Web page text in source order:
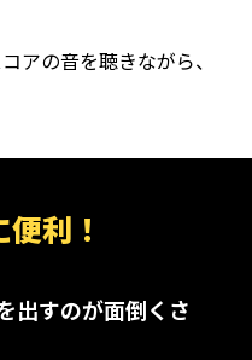
アの音を聴きながら、
利！
出すのが面倒くさ